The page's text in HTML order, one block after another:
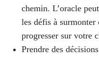
chemin. L’oracle
les défis à
progresser sur votre
Prendre des